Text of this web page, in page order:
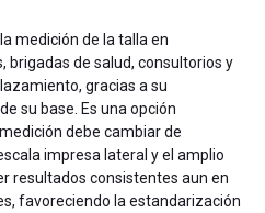
medición de la talla en
brigadas de salud, consultorios y
gracias a su
su base. Es una opción
debe cambiar de
impresa lateral y el amplio
resultados consistentes aun en
favoreciendo la estandarización